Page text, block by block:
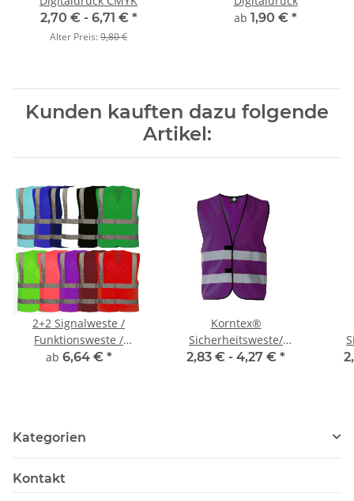
2,70 € - 6,71 € *
Alter Preis:9,80 €
ab 1,90 € *
Kunden kauften dazu folgende
Artikel:
2+2 Signalweste /
Funktionsweste /
Warnweste 2+2 inkl
ab 6,64 € *
Korntex®
Sicherheitsweste/
Warnweste violett größe
2,83 € - 4,27 € *
Kategorien
Kontakt